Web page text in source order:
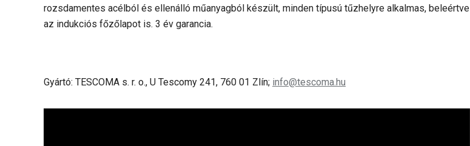
rozsdamentes acélból és ellenálló műanyagból készült, minden típusú tűzhelyre alkalmas, beleértve
az indukciós főzőlapot is. 3 év garancia.
Gyártó: TESCOMA s. r. o., U Tescomy 241, 760 01 Zlín; info@tescoma.hu